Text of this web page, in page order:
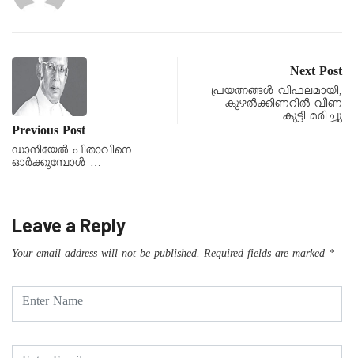
Previous Post
ഡാനിയേൽ പിതാവിനെ
ഓർക്കുമ്പോൾ …
Next Post
പ്രയത്നങ്ങൾ വിഫലമായി,
കുഴൽക്കിണറിൽ വീണ
കുട്ടി മരിച്ചു
Leave a Reply
Your email address will not be published. Required fields are marked *